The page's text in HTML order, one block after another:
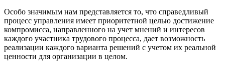
Особо значимым нам представляется то, что справедливый
процесс управления имеет приоритетной целью достижение
компромисса, направленного на учет мнений и интересов
каждого участника трудового процесса, дает возможность
реализации каждого варианта решений с учетом их реальной
ценности для организации в целом.